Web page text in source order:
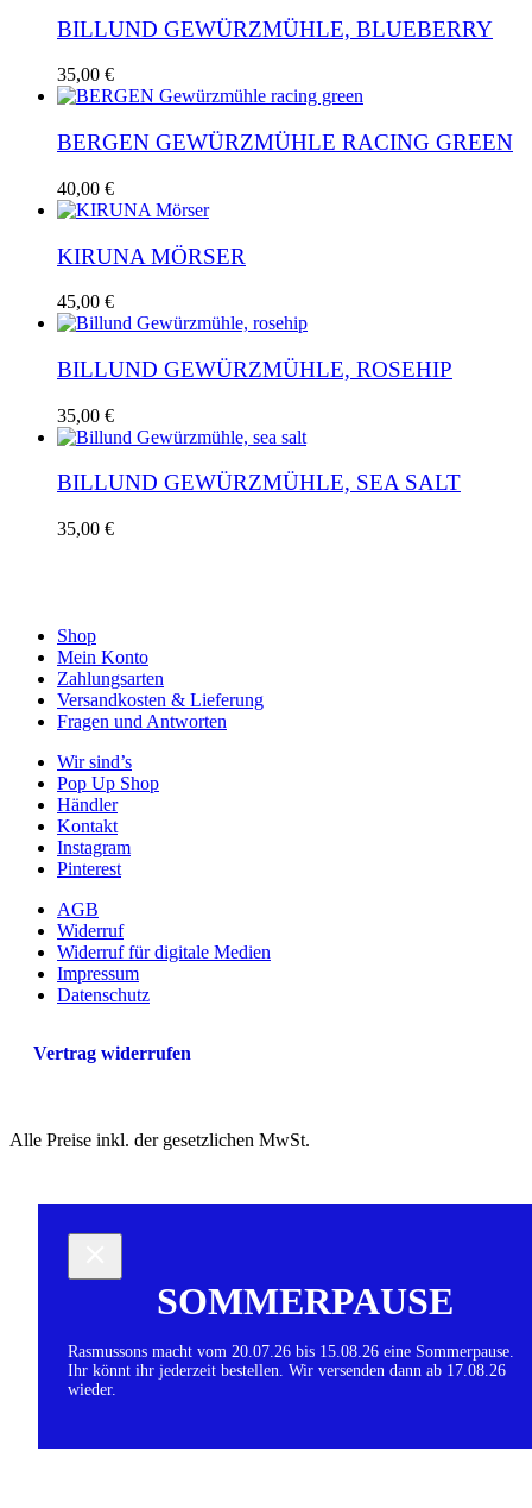
BILLUND GEWÜRZMÜHLE, BLUEBERRY
35,00 €
BERGEN GEWÜRZMÜHLE RACING GREEN
40,00 €
KIRUNA MÖRSER
45,00 €
BILLUND GEWÜRZMÜHLE, ROSEHIP
35,00 €
BILLUND GEWÜRZMÜHLE, SEA SALT
35,00 €
Shop
Mein Konto
Zahlungsarten
Versandkosten & Lieferung
Fragen und Antworten
Wir sind’s
Pop Up Shop
Händler
Kontakt
Instagram
Pinterest
AGB
Widerruf
Widerruf für digitale Medien
Impressum
Datenschutz
Vertrag widerrufen
Alle Preise inkl. der gesetzlichen MwSt.
SOMMERPAUSE
Rasmussons macht vom 20.07.26 bis 15.08.26 eine Sommerpause.
Ihr könnt ihr jederzeit bestellen. Wir versenden dann ab 17.08.26
wieder.